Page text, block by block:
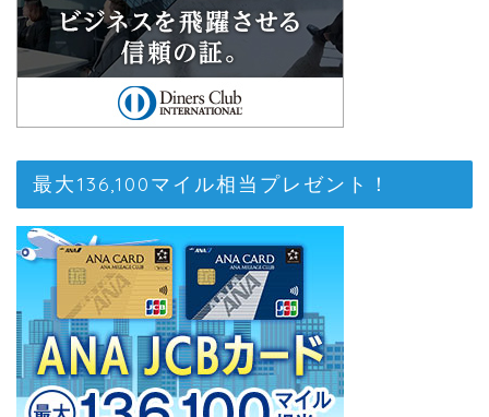
最大136,100マイル相当プレゼント！